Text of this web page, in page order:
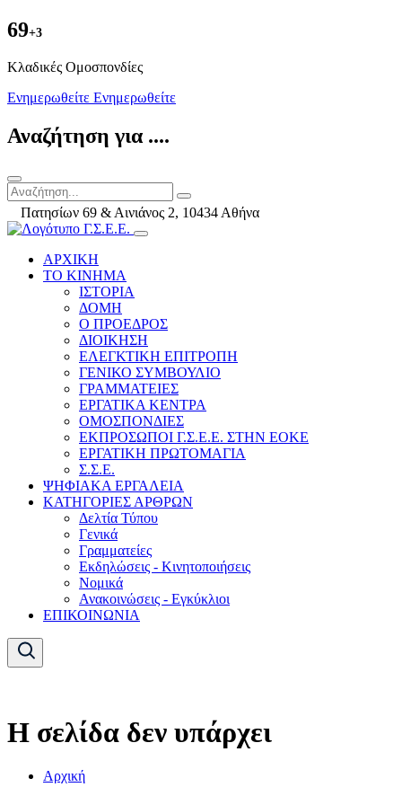
69+3
Kλαδικές Ομοσπονδίες
Ενημερωθείτε Ενημερωθείτε
Αναζήτηση για ....
Πατησίων 69 & Αινιάνος 2, 10434 Αθήνα
ΑΡΧΙΚΗ
ΤΟ ΚΙΝΗΜΑ
ΙΣΤΟΡΙΑ
ΔΟΜΗ
Ο ΠΡΟΕΔΡΟΣ
ΔΙΟΙΚΗΣΗ
ΕΛΕΓΚΤΙΚΗ ΕΠΙΤΡΟΠΗ
ΓΕΝΙΚΟ ΣΥΜΒΟΥΛΙΟ
ΓΡΑΜΜΑΤΕΙΕΣ
ΕΡΓΑΤΙΚΑ ΚΕΝΤΡΑ
ΟΜΟΣΠΟΝΔΙΕΣ
ΕΚΠΡΟΣΩΠΟΙ Γ.Σ.Ε.Ε. ΣΤΗΝ ΕΟΚΕ
ΕΡΓΑΤΙΚΗ ΠΡΩΤΟΜΑΓΙΑ
Σ.Σ.Ε.
ΨΗΦΙΑΚΑ ΕΡΓΑΛΕΙΑ
ΚΑΤΗΓΟΡΙΕΣ ΑΡΘΡΩΝ
Δελτία Τύπου
Γενικά
Γραμματείες
Εκδηλώσεις - Κινητοποιήσεις
Νομικά
Ανακοινώσεις - Εγκύκλιοι
ΕΠΙΚΟΙΝΩΝΙΑ
Η σελίδα δεν υπάρχει
Αρχική